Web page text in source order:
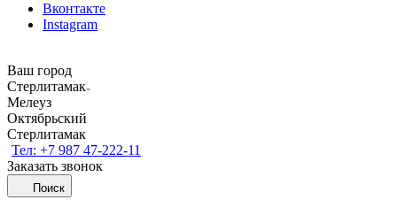
Вконтакте
Instagram
Ваш город
Стерлитамак
Мелеуз
Октябрьский
Стерлитамак
Тел: +7 987 47-222-11
Заказать звонок
Поиск